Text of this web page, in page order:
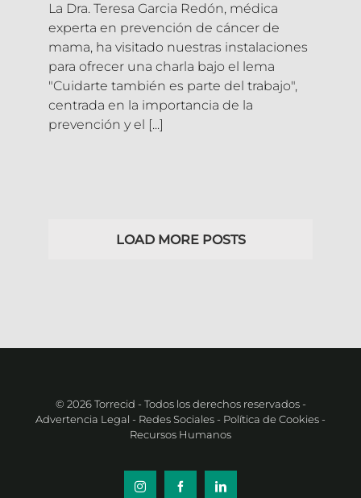
La Dra. Teresa Garcia Redón, médica
experta en prevención de cáncer de
mama, ha visitado nuestras instalaciones
para ofrecer una charla bajo el lema
"Cuidarte también es parte del trabajo",
centrada en la importancia de la
prevención y el [...]
LOAD MORE POSTS
© 2026 Torrecid - Todos los derechos reservados-
Advertencia Legal - Redes Sociales- Política de Cookies-
Recursos Humanos
InstagramFacebookLinkedIn